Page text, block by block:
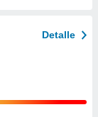
Detalle